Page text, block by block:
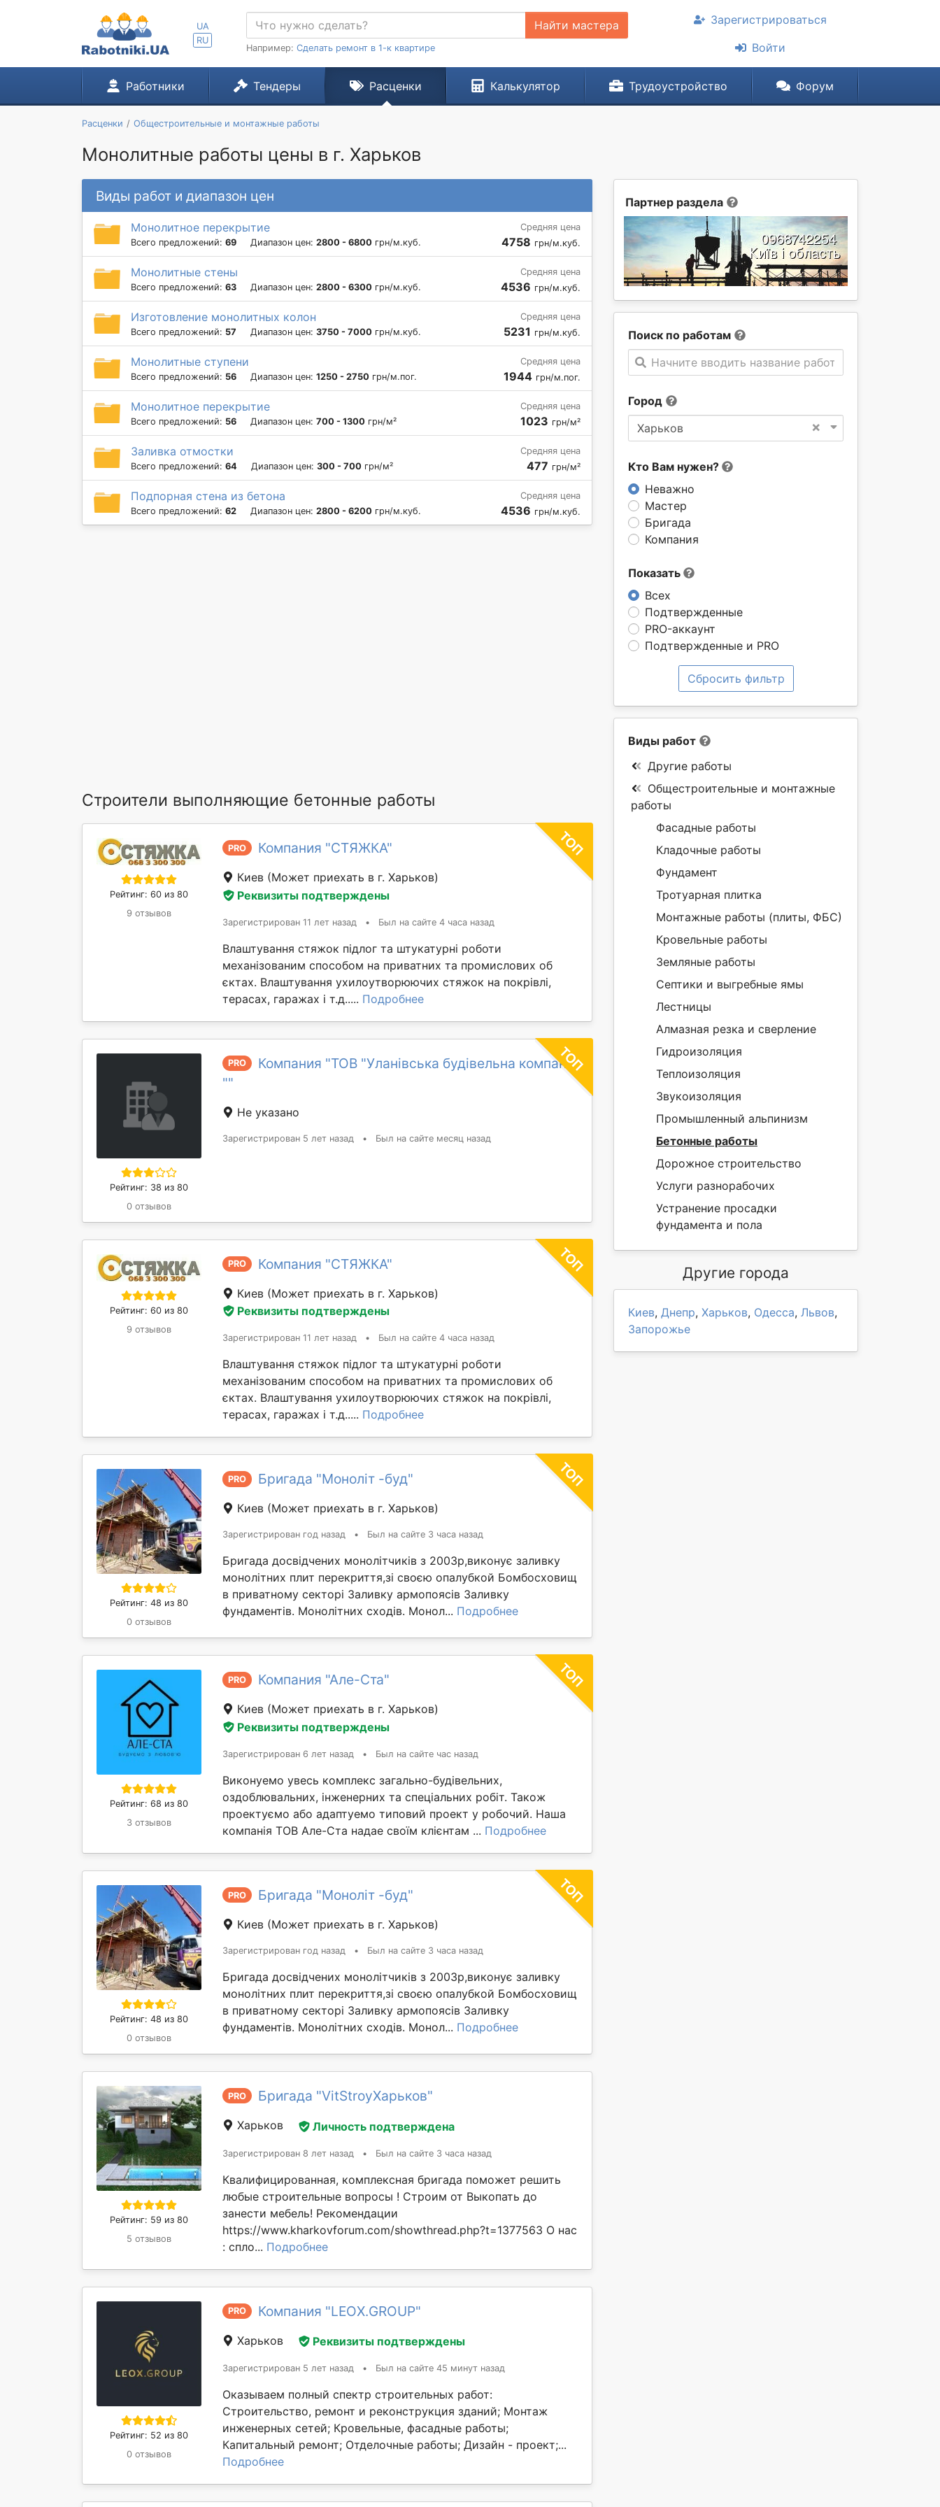
UA
RU
Найти мастера
Например: Сделать ремонт в 1-к квартире
Зарегистрироваться
Войти
Работники Тендеры Расценки Калькулятор Трудоустройство Форум
Расценки Общестроительные и монтажные работы
Монолитные работы цены в г. Харьков
Партнер раздела
Поиск по работам
Начните вводить название работы
Город
×
Харьков
Кто Вам нужен?
Неважно
Мастер
Бригада
Компания
Показать
Всех
Подтвержденные
PRO-аккаунт
Подтвержденные и PRO
Сбросить фильтр
Виды работ и диапазон цен
Монолитное перекрытие
Всего предложений: 69 Диапазон цен: 2800 - 6800 грн/м.куб.
Средняя цена
4758 грн/м.куб.
Монолитные стены
Всего предложений: 63 Диапазон цен: 2800 - 6300 грн/м.куб.
Средняя цена
4536 грн/м.куб.
Изготовление монолитных колон
Всего предложений: 57 Диапазон цен: 3750 - 7000 грн/м.куб.
Средняя цена
5231 грн/м.куб.
Монолитные ступени
Всего предложений: 56 Диапазон цен: 1250 - 2750 грн/м.пог.
Средняя цена
1944 грн/м.пог.
Монолитное перекрытие
Всего предложений: 56 Диапазон цен: 700 - 1300 грн/м²
Средняя цена
1023 грн/м²
Заливка отмостки
Всего предложений: 64 Диапазон цен: 300 - 700 грн/м²
Средняя цена
477 грн/м²
Подпорная стена из бетона
Всего предложений: 62 Диапазон цен: 2800 - 6200 грн/м.куб.
Средняя цена
4536 грн/м.куб.
Строители выполняющие бетонные работы
Рейтинг: 60 из 80
9 отзывов
PRO Компания "СТЯЖКА"
Киев (Может приехать в г. Харьков)
Реквизиты подтверждены
Зарегистрирован 11 лет назад • Был на сайте 4 часа назад
Влаштування стяжок підлог та штукатурні роботи
механізованим способом на приватних та промислових об
єктах. Влаштування ухилоутворюючих стяжок на покрівлі,
терасах, гаражах і т.д..... Подробнее
Рейтинг: 38 из 80
0 отзывов
PRO
Компания "ТОВ "Уланівська будівельна компанія
""
Не указано
Зарегистрирован 5 лет назад • Был на сайте месяц назад
Рейтинг: 60 из 80
9 отзывов
PRO Компания "СТЯЖКА"
Киев (Может приехать в г. Харьков)
Реквизиты подтверждены
Зарегистрирован 11 лет назад • Был на сайте 4 часа назад
Влаштування стяжок підлог та штукатурні роботи
механізованим способом на приватних та промислових об
єктах. Влаштування ухилоутворюючих стяжок на покрівлі,
терасах, гаражах і т.д..... Подробнее
Рейтинг: 48 из 80
0 отзывов
PRO Бригада "Моноліт -буд"
Киев (Может приехать в г. Харьков)
Зарегистрирован год назад • Был на сайте 3 часа назад
Бригада досвідчених монолітчиків з 2003р,виконує заливку
монолітних плит перекриття,зі своєю опалубкой Бомбосховищ
в приватному секторі Заливку армопоясів Заливку
фундаментів. Монолітних сходів. Монол... Подробнее
Рейтинг: 68 из 80
3 отзывов
PRO Компания "Але-Ста"
Киев (Может приехать в г. Харьков)
Реквизиты подтверждены
Зарегистрирован 6 лет назад • Был на сайте час назад
Виконуемо увесь комплекс загально-будівельних,
оздоблювальних, інженерних та спеціальних робіт. Також
проектуємо або адаптуемо типовий проект у робочий. Наша
компанія ТОВ Але-Ста надае своїм клієнтам ... Подробнее
Рейтинг: 48 из 80
0 отзывов
PRO Бригада "Моноліт -буд"
Киев (Может приехать в г. Харьков)
Зарегистрирован год назад • Был на сайте 3 часа назад
Бригада досвідчених монолітчиків з 2003р,виконує заливку
монолітних плит перекриття,зі своєю опалубкой Бомбосховищ
в приватному секторі Заливку армопоясів Заливку
фундаментів. Монолітних сходів. Монол... Подробнее
Рейтинг: 59 из 80
5 отзывов
PRO Бригада "VitStroyХарьков"
Харьков Личность подтверждена
Зарегистрирован 8 лет назад • Был на сайте 3 часа назад
Квалифицированная, комплексная бригада поможет решить
любые строительные вопросы ! Строим от Выкопать до
занести мебель! Рекомендации
https://www.kharkovforum.com/showthread.php?t=1377563 О нас
: спло... Подробнее
Рейтинг: 52 из 80
0 отзывов
PRO Компания "LEOX.GROUP"
Харьков Реквизиты подтверждены
Зарегистрирован 5 лет назад • Был на сайте 45 минут назад
Оказываем полный спектр строительных работ:
Строительство, ремонт и реконструкция зданий; Монтаж
инженерных сетей; Кровельные, фасадные работы;
Капитальный ремонт; Отделочные работы; Дизайн - проект;...
Подробнее
Виды работ
Другие работы
Общестроительные и монтажные
работы
Фасадные работы
Кладочные работы
Фундамент
Тротуарная плитка
Монтажные работы (плиты, ФБС)
Кровельные работы
Земляные работы
Септики и выгребные ямы
Лестницы
Алмазная резка и сверление
Гидроизоляция
Теплоизоляция
Звукоизоляция
Промышленный альпинизм
Бетонные работы
Дорожное строительство
Услуги разнорабочих
Устранение просадки
фундамента и пола
Другие города
Киев, Днепр, Харьков, Одесса, Львов,
Запорожье